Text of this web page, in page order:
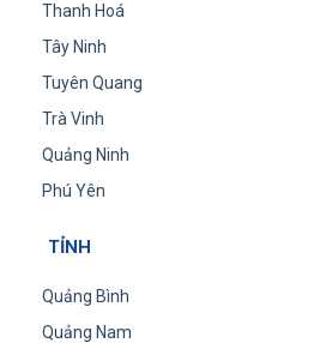
Thanh Hoá
Tây Ninh
Tuyên Quang
Trà Vinh
Quảng Ninh
Phú Yên
TỈNH
Quảng Bình
Quảng Nam